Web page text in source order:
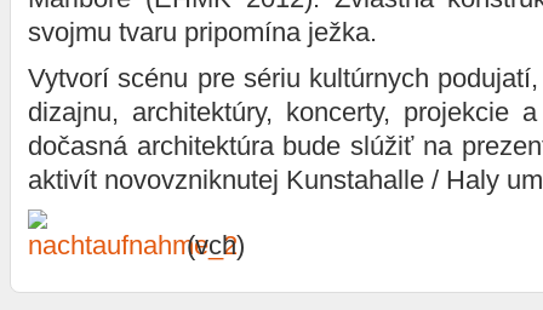
svojmu tvaru pripomína ježka.
Vytvorí scénu pre sériu kultúrnych
dizajnu, architektúry, koncerty, projekcie
dočasná architektúra bude slúžiť na
aktivít novovzniknutej Kunstahalle / Haly